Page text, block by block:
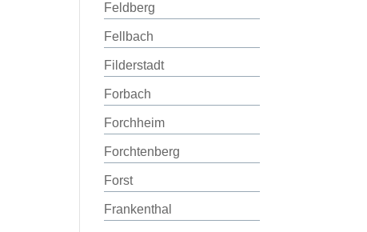
Feldberg
Fellbach
Filderstadt
Forbach
Forchheim
Forchtenberg
Forst
Frankenthal